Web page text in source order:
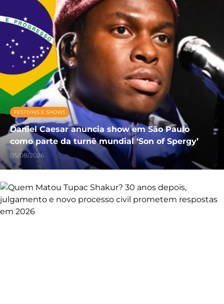
FESTIVAIS E SHOWS
Daniel Caesar anuncia show em São Paulo
como parte da turnê mundial ‘Son of Spergy’
05/08/2026